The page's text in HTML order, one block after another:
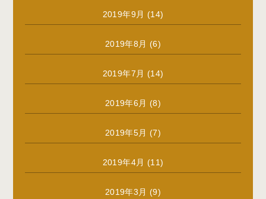
2019年9月 (14)
2019年8月 (6)
2019年7月 (14)
2019年6月 (8)
2019年5月 (7)
2019年4月 (11)
2019年3月 (9)